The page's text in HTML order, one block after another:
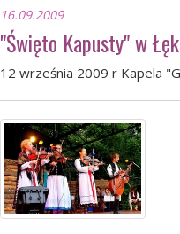
16.09.2009
"Święto Kapusty" w
12 września 2009 r Kapela